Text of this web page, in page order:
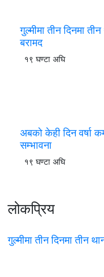
गुल्मीमा तीन दिनमा
बरामद
१९ घण्टा अघि
अबको केही दिन वर्षा
सम्भावना
१९ घण्टा अघि
लोकप्रिय
गुल्मीमा तीन दिनमा तीन